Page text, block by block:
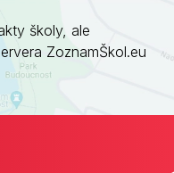
školy, ale
ZoznamŠkol.eu